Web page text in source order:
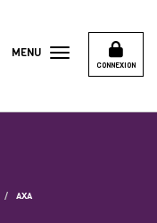
CONNEXION
MENU
AXA